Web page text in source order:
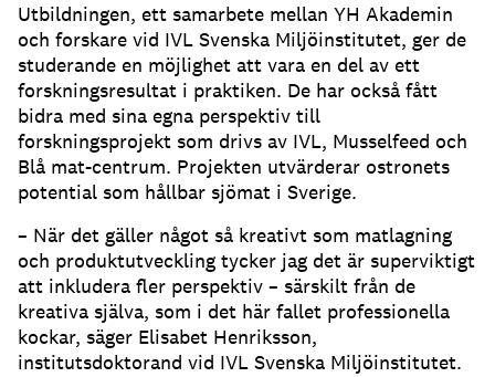
Utbildningen, ett samarbete mellan YH Akademin
och forskare vid IVL Svenska Miljöinstitutet, ger de
studerande en möjlighet att vara en del av ett
forskningsresultat i praktiken. De har också fått
bidra med sina egna perspektiv till
forskningsprojekt som drivs av IVL, Musselfeed och
Blå mat-centrum. Projekten utvärderar ostronets
potential som hållbar sjömat i Sverige.
– När det gäller något så kreativt som matlagning
och produktutveckling tycker jag det är superviktigt
att inkludera fler perspektiv – särskilt från de
kreativa själva, som i det här fallet professionella
kockar, säger Elisabet Henriksson,
institutsdoktorand vid IVL Svenska Miljöinstitutet.